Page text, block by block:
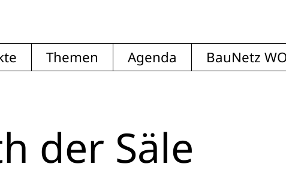
Themen Agenda BauNetz
der Säle